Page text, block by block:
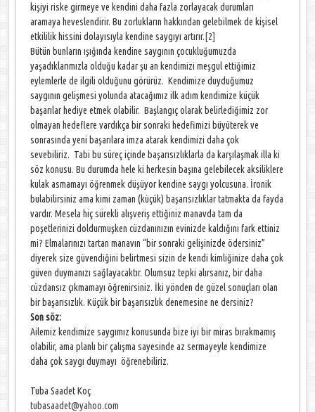
kişiyi riske girmeye ve kendini daha fazla zorlayacak durumları
aramaya heveslendirir. Bu zorlukların hakkından gelebilmek de kişisel
etkililik hissini dolayısıyla kendine saygıyı artırır. [2]
Bütün bunların ışığında kendine saygının çocukluğumuzda
yaşadıklarımızla olduğu kadar şu an kendimizi meşgul ettiğimiz
eylemlerle de ilgili olduğunu görürüz. Kendimize duyduğumuz
saygının gelişmesi yolunda atacağımız ilk adım kendimize küçük
başarılar hediye etmek olabilir. Başlangıç olarak belirlediğimiz zor
olmayan hedeflere vardıkça bir sonraki hedefimizi büyüterek ve
sonrasında yeni başarılara imza atarak kendimizi daha çok
sevebiliriz. Tabi bu süreç içinde başarısızlıklarla da karşılaşmak illa ki
söz konusu. Bu durumda hele ki herkesin başına gelebilecek aksiliklere
kulak asmamayı öğrenmek düşüyor kendine saygı yolcusuna. İronik
bulabilirsiniz ama kimi zaman (küçük) başarısızlıklar tatmakta da fayda
vardır. Mesela hiç sürekli alışveriş ettiğiniz manavda tam da
poşetlerinizi doldurmuşken cüzdanınızın evinizde kaldığını fark ettiniz
mi? Elmalarınızı tartan manavın “bir sonraki gelişinizde ödersiniz”
diyerek size güvendiğini belirtmesi sizin de kendi kimliğinize daha çok
güven duymanızı sağlayacaktır. Olumsuz tepki alırsanız, bir daha
cüzdansız çıkmamayı öğrenirsiniz. İki yönden de güzel sonuçları olan
bir başarısızlık. Küçük bir başarısızlık denemesine ne dersiniz?
Son söz:
Ailemiz kendimize saygımız konusunda bize iyi bir miras bırakmamış
olabilir, ama planlı bir çalışma sayesinde az sermayeyle kendimize
daha çok saygı duymayı öğrenebiliriz.
Tuba Saadet Koç
tubasaadet@yahoo.com